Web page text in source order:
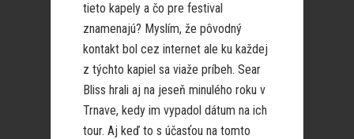
tieto kapely a čo pre festival
znamenajú? Myslím, že pôvodný
kontakt bol cez internet ale ku každej
z týchto kapiel sa viaže príbeh. Sear
Bliss hrali aj na jeseň minulého roku v
Trnave, kedy im vypadol dátum na ich
tour. Aj keď to s účasťou na tomto